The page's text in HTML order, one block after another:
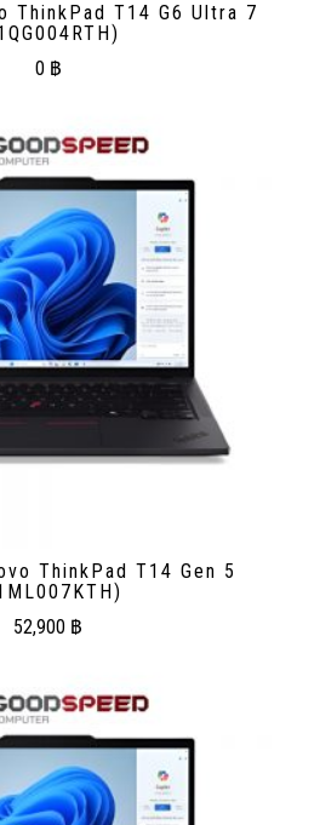
ThinkPad T14 G6 Ultra 7
0 ฿
ThinkPad T14 Gen 5
52,900 ฿